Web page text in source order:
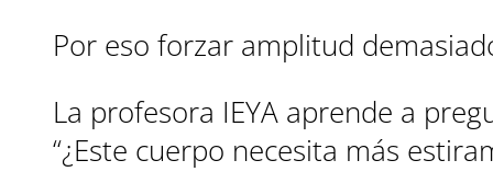
Por eso forzar amplitud
La profesora IEYA aprende a
“¿Este cuerpo necesita más